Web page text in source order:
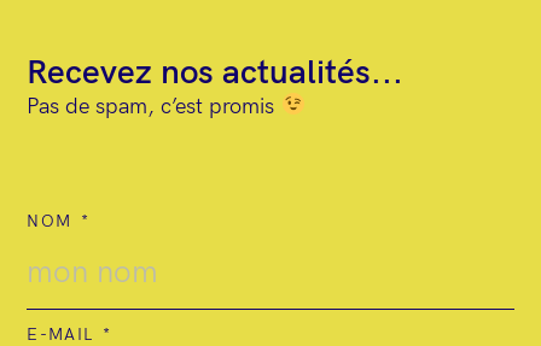
Recevez nos actualités...
Pas de spam, c’est promis
NOM
E-MAIL